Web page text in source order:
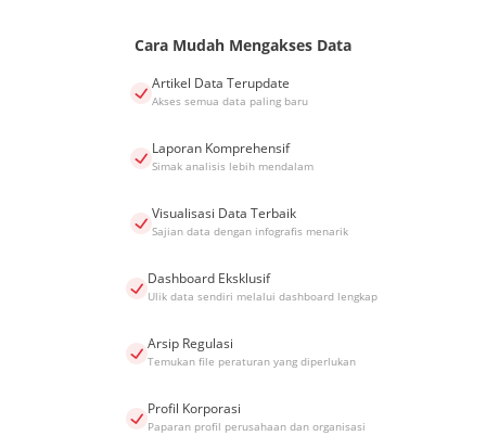
Cara Mudah Mengakses Data
Artikel Data Terupdate
Akses semua data paling baru
Laporan Komprehensif
Simak analisis lebih mendalam
Visualisasi Data Terbaik
Sajian data dengan infografis menarik
Dashboard Eksklusif
Ulik data sendiri melalui dashboard lengkap
Arsip Regulasi
Temukan file peraturan yang diperlukan
Profil Korporasi
Paparan profil perusahaan dan organisasi